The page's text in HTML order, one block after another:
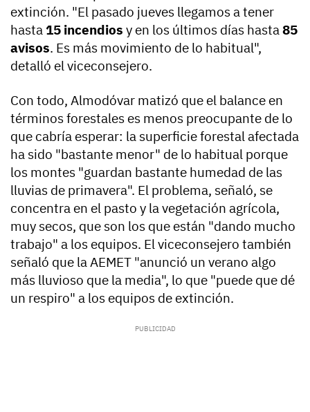
extinción. "El pasado jueves llegamos a tener
hasta 15 incendios y en los últimos días hasta85
avisos. Es más movimiento de lo habitual",
detalló el viceconsejero.
Con todo, Almodóvar matizó que el balance en
términos forestales es menos preocupante de lo
que cabría esperar: la superficie forestal afectada
ha sido "bastante menor" de lo habitual porque
los montes "guardan bastante humedad de las
lluvias de primavera". El problema, señaló, se
concentra en el pasto y la vegetación agrícola,
muy secos, que son los que están "dando mucho
trabajo" a los equipos. El viceconsejero también
señaló que la AEMET "anunció un verano algo
más lluvioso que la media", lo que "puede que dé
un respiro" a los equipos de extinción.